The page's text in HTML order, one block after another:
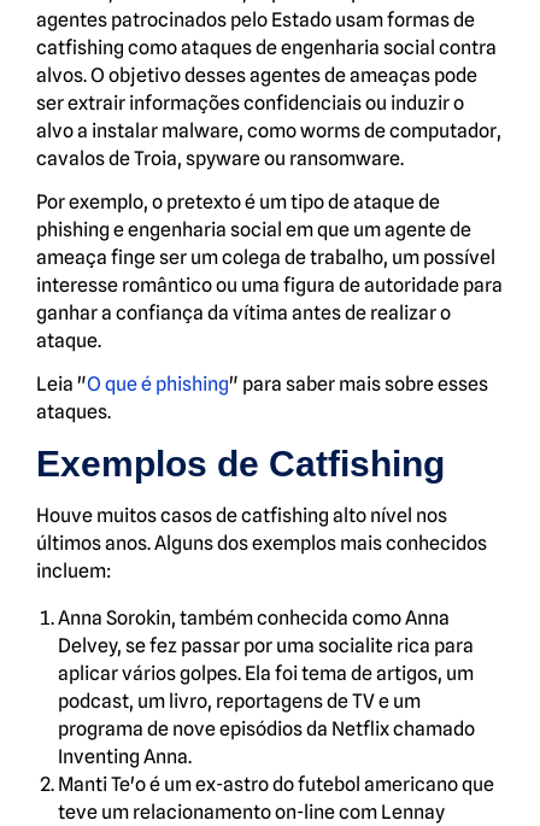
agentes patrocinados pelo Estado usam formas de
catfishing como ataques de engenharia social contra
alvos. O objetivo desses agentes de ameaças pode
ser extrair informações confidenciais ou induzir o
alvo a instalar malware, como worms de computador,
cavalos de Troia, spyware ou ransomware.
Por exemplo, o pretexto é um tipo de ataque de
phishing e engenharia social em que um agente de
ameaça finge ser um colega de trabalho, um possível
interesse romântico ou uma figura de autoridade para
ganhar a confiança da vítima antes de realizar o
ataque.
Leia "O que é phishing" para saber mais sobre esses
ataques.
Exemplos de Catfishing
Houve muitos casos de catfishing alto nível nos
últimos anos. Alguns dos exemplos mais conhecidos
incluem:
Anna Sorokin, também conhecida como Anna
Delvey, se fez passar por uma socialite rica para
aplicar vários golpes. Ela foi tema de artigos, um
podcast, um livro, reportagens de TV e um
programa de nove episódios da Netflix chamado
Inventing Anna.
Manti Te'o é um ex-astro do futebol americano que
teve um relacionamento on-line com Lennay